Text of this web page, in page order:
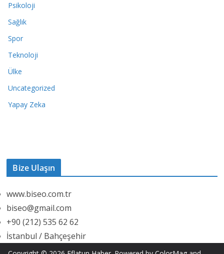
Psikoloji
Sağlık
Spor
Teknoloji
Ülke
Uncategorized
Yapay Zeka
Bize Ulaşın
www.biseo.com.tr
biseo@gmail.com
+90 (212) 535 62 62
İstanbul / Bahçeşehir